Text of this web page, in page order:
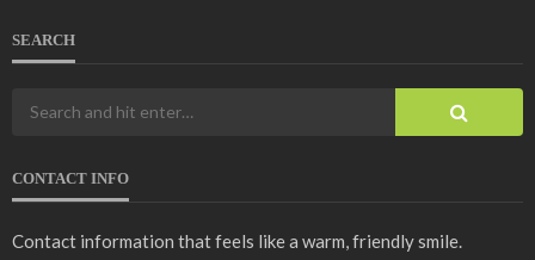
SEARCH
CONTACT INFO
Contact information that feels like a warm, friendly smile.